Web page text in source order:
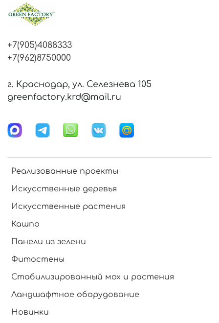
Реализованные проекты
Искусственные деревья
Искусственные растения
Кашпо
Панели из зелени
Фитостены
Стабилизированный мох и растения
Ландшафтное оборудование
Новинки
+7(905)4088333
+7(962)8750000
г. Краснодар, ул. Селезнева 105
greenfactory.krd@mail.ru